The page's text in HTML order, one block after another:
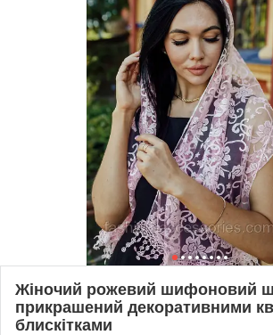
Жіночий рожевий шифоновий
прикрашений декоративними
блискітками